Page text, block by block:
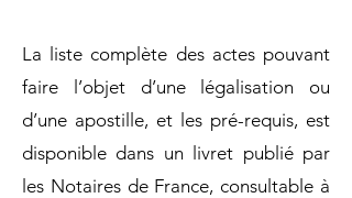
La liste complète des actes pouvant
faire l’objet d’une légalisation ou
d’une apostille, et les pré-requis, est
disponible dans un livret publié par
les Notaires de France, consultable à